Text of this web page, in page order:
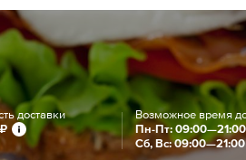
доставки
Возможное время
Пн-Пт: 09:00—21:00
Сб, Вс: 09:00—21:00